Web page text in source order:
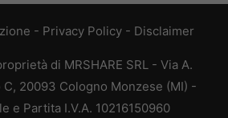
- Privacy Policy - Disclaimer
di MRSHARE SRL - Via A.
C, 20093 Cologno Monzese (MI) -
e Partita I.V.A. 10216150960